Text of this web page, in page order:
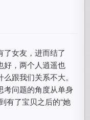
了女友，进而结了
好，两个人逍遥也
跟我们关系不大。
考问题的角度从单身
有了宝贝之后的“她